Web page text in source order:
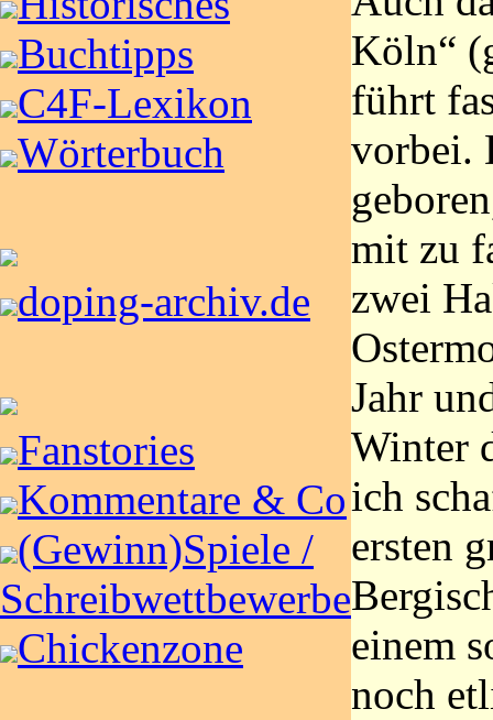
Buchtipps
C4F-Lexikon
Wörterbuch
doping-archiv.de
Fanstories
Kommentare & Co
(Gewinn)Spiele /
Schreibwettbewerbe
Chickenzone
Köln“
führt
vorbei.
mit zu
zwei
Jahr
Winter
ich
ersten
einem
noch